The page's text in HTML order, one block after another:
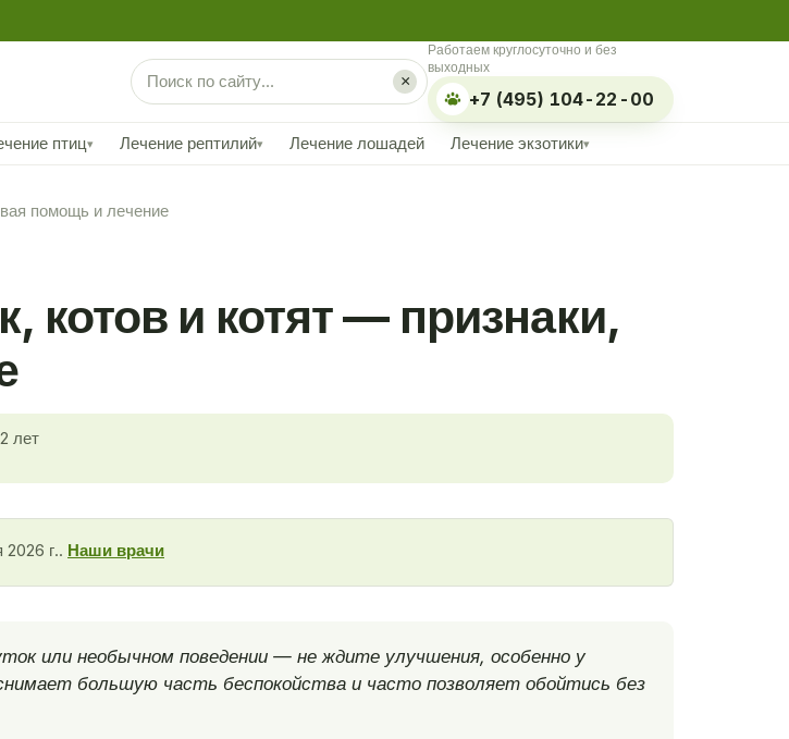
×
Работаем круглосуточно и без
выходных
+7 (495) 104-22-00
птиц▾ Лечение рептилий▾ Лечение лошадей Лечение экзотики▾
помощь и лечение
котов и котят — признаки,
лет
2026 г.. Наши врачи
или необычном поведении — не ждите улучшения, особенно у
большую часть беспокойства и часто позволяет обойтись без